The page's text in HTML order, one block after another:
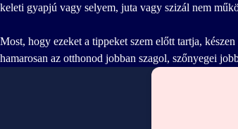
keleti gyapjú vagy selyem, juta vagy szizál nem
Most, hogy ezeket a tippeket szem előtt tartja,
hamarosan az otthonod jobban szagol, szőnyegei